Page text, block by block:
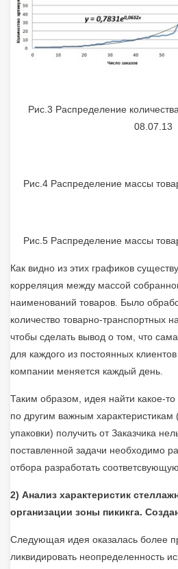
Рис.3 Распределение
08.07.13
Рис.4 Распределение массы
Рис.5 Распределение массы
Как видно из этих графиков
корреляция между массой
наименований товаров. Было
количество товарно-транспортных
чтобы сделать вывод о том, что
для каждого из постоянных
компании меняется каждый день.
Таким образом, идея найти какое-
по другим важным
упаковки) получить от Заказчика
поставленной задачи необходимо
отбора разработать
2) Анализ характеристик
организации зоны пикикга.
Следующая идея оказалась более
ликвидировать неопределенность